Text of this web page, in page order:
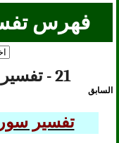
فهرس
21 - تفسير السعدي سورة الأنبياء
السابق
تفسير